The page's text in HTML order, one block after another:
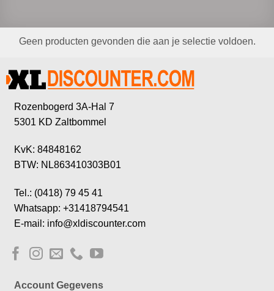
Geen producten gevonden die aan je selectie voldoen.
Rozenbogerd 3A-Hal 7
5301 KD Zaltbommel
KvK: 84848162
BTW: NL863410303B01
Tel.: (0418) 79 45 41
Whatsapp: +31418794541
E-mail: info@xldiscounter.com
Account Gegevens